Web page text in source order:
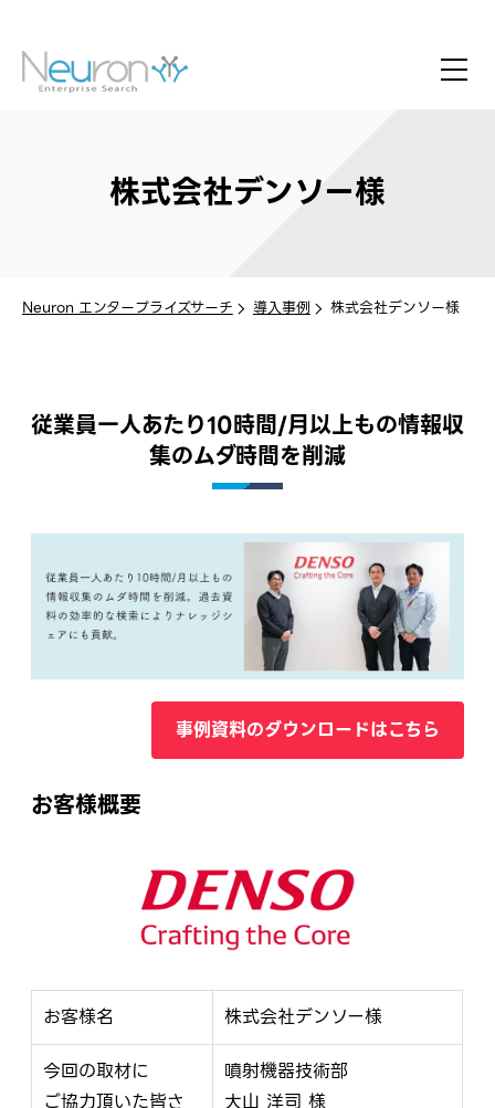
株式会社デンソー様
Neuron エンタープライズサーチ 導入事例 株式会社デンソー様
従業員一人あたり10時間/月以上もの情報収
集のムダ時間を削減
事例資料のダウンロードはこちら
お客様概要
お客様名
株式会社デンソー様
今回の取材に
ご協力頂いた皆さ
噴射機器技術部
大山 洋司 様